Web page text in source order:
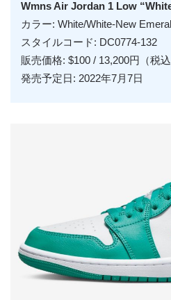
Wmns Air Jordan 1 Low
カラー: White/White-New
スタイルコード: DC0774-132
販売価格: $100 / 13,200円（税込
発売予定日: 2022年7月7日